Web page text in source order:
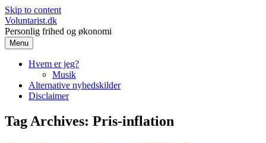
Skip to content
Voluntarist.dk
Personlig frihed og økonomi
Menu
Hvem er jeg?
Musik
Alternative nyhedskilder
Disclaimer
Tag Archives: Pris-inflation